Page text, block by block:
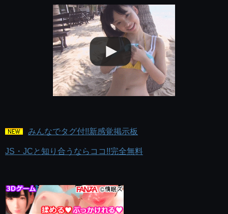
みんなでタグ付!!新感覚掲示板
JS・JCと知り合うならココ!!完全無料